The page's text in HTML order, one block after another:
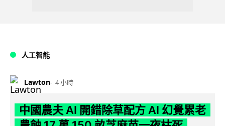
人工智能
Lawton 4 小時
中國農夫 AI 開錯除草配方 AI 幻覺累老